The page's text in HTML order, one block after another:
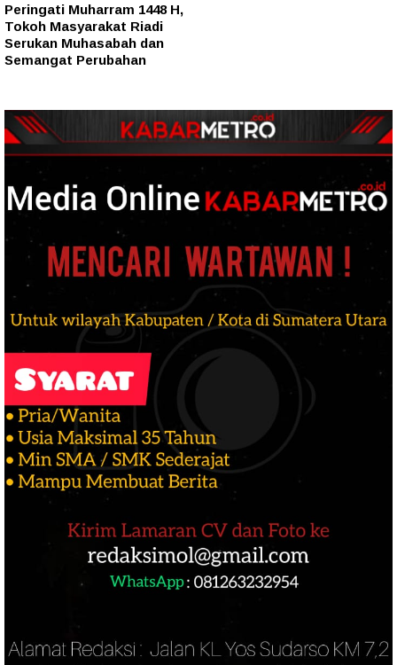
Peringati Muharram 1448 H,
Tokoh Masyarakat Riadi
Serukan Muhasabah dan
Semangat Perubahan